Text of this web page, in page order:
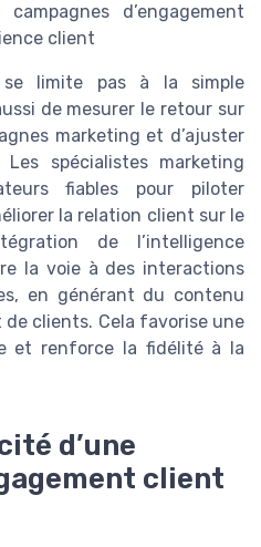
d’engagement
client
se limite pas à la simple
de mesurer le retour sur
marketing et d’ajuster
spécialistes marketing
fiables pour piloter
la relation client sur le
de l’intelligence
la voie à des interactions
en générant du contenu
clients. Cela favorise une
et renforce la fidélité à la
d’une
client